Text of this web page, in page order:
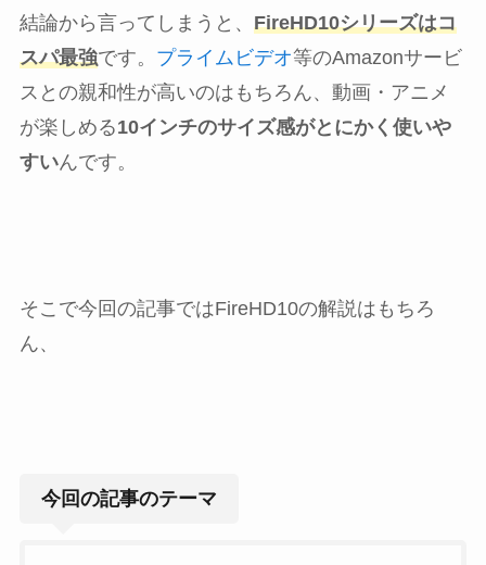
結論から言ってしまうと、 FireHD10シリーズはコ
スパ最強です。 プライムビデオ等のAmazonサービ
スとの親和性が高いのはもちろん、動画・アニメ
が楽しめる10インチのサイズ感がとにかく使いや
すいんです。
そこで今回の記事ではFireHD10の解説はもちろ
ん、
今回の記事のテーマ